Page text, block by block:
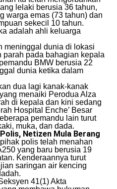
lelaki berusia 36 tahun,
warga emas (73 tahun) dan
sekecil 10 tahun.
adalah ahli keluarga
meninggal dunia di lokasi
parah pada bahagian kepala
BMW berusia 22
dunia ketika dalam
dua lagi kanak-kanak
menaiki Perodua Alza
di kepala dan kini sedang
Hospital Enche’ Besar
pemandu lain turut
muka, dan dada.
Netizen Mula Berang
polis telah menahan
yang baru berusia 19
Kenderaannya turut
saringan air kencing
41(1) Akta